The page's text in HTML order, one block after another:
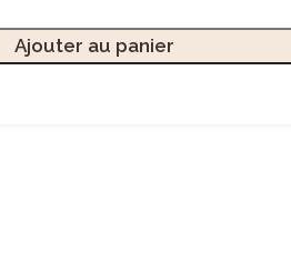
Ajouter au panier